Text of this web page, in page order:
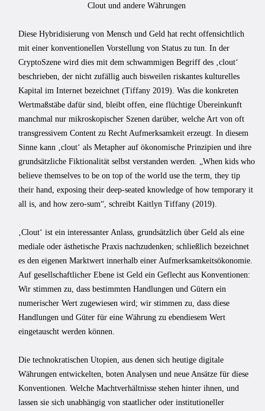
Clout und andere Währungen
Diese Hybridisierung von Mensch und Geld hat recht offensichtlich
mit einer konventionellen Vorstellung von Status zu tun. In der
CryptoSzene wird dies mit dem schwammigen Begriff des ‚clout‘
beschrieben, der nicht zufällig auch bisweilen riskantes kulturelles
Kapital im Internet bezeichnet (Tiffany 2019). Was die konkreten
Wertmaßstäbe dafür sind, bleibt offen, eine flüchtige Übereinkunft
manchmal nur mikroskopischer Szenen darüber, welche Art von oft
transgressivem Content zu Recht Aufmerksamkeit erzeugt. In diesem
Sinne kann ‚clout‘ als Metapher auf ökonomische Prinzipien und ihre
grundsätzliche Fiktionalität selbst verstanden werden. „When kids who
believe themselves to be on top of the world use the term, they tip
their hand, exposing their deep-seated knowledge of how temporary it
all is, and how zero-sum“, schreibt Kaitlyn Tiffany (2019).
‚Clout‘ ist ein interessanter Anlass, grundsätzlich über Geld als eine
mediale oder ästhetische Praxis nachzudenken; schließlich bezeichnet
es den eigenen Marktwert innerhalb einer Aufmerksamkeitsökonomie.
Auf gesellschaftlicher Ebene ist Geld ein Geflecht aus Konventionen:
Wir stimmen zu, dass bestimmten Handlungen und Gütern ein
numerischer Wert zugewiesen wird; wir stimmen zu, dass diese
Handlungen und Güter für eine Währung zu ebendiesem Wert
eingetauscht werden können.
Die technokratischen Utopien, aus denen sich heutige digitale
Währungen entwickelten, boten Analysen und neue Ansätze für diese
Konventionen. Welche Machtverhältnisse stehen hinter ihnen, und
lassen sie sich unabhängig von staatlicher oder institutioneller